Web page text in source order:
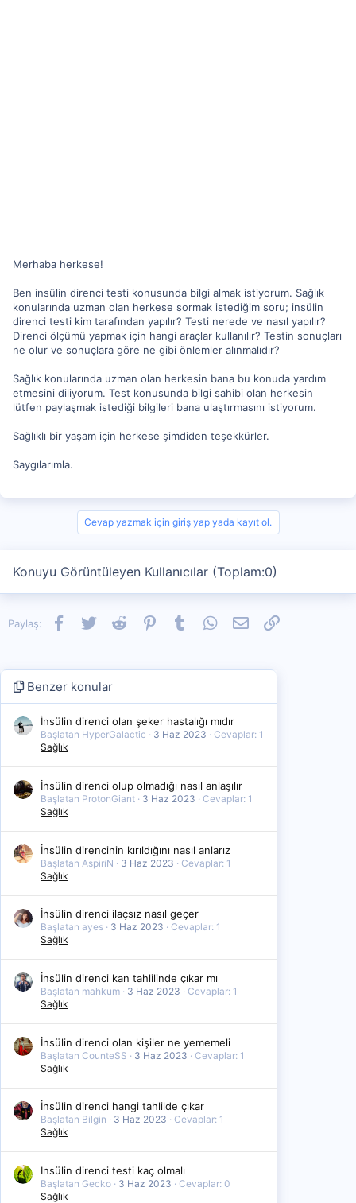
Merhaba herkese!
Ben insülin direnci testi konusunda bilgi almak istiyorum. Sağlık
konularında uzman olan herkese sormak istediğim soru; insülin
direnci testi kim tarafından yapılır? Testi nerede ve nasıl yapılır?
Direnci ölçümü yapmak için hangi araçlar kullanılır? Testin sonuçları
ne olur ve sonuçlara göre ne gibi önlemler alınmalıdır?
Sağlık konularında uzman olan herkesin bana bu konuda yardım
etmesini diliyorum. Test konusunda bilgi sahibi olan herkesin
lütfen paylaşmak istediği bilgileri bana ulaştırmasını istiyorum.
Sağlıklı bir yaşam için herkese şimdiden teşekkürler.
Saygılarımla.
Cevap yazmak için giriş yap yada kayıt ol.
Konuyu Görüntüleyen Kullanıcılar (Toplam:0)
Paylaş: Facebook
TwitterReddit PinterestTumblrWhatsApp
E-postaLink
Benzer konular
İnsülin direnci olan şeker hastalığı mıdır
Başlatan HyperGalactic 3 Haz 2023
Cevaplar: 1
Sağlık
İnsülin direnci olup olmadığı nasıl anlaşılır
Başlatan ProtonGiant 3 Haz 2023
Cevaplar: 1
Sağlık
İnsülin direncinin kırıldığını nasıl anlarız
Başlatan AspiriN 3 Haz 2023
Cevaplar: 1
Sağlık
İnsülin direnci ilaçsız nasıl geçer
Başlatan ayes 3 Haz 2023
Cevaplar: 1
Sağlık
İnsülin direnci kan tahlilinde çıkar mı
Başlatan mahkum 3 Haz 2023
Cevaplar: 1
Sağlık
İnsülin direnci olan kişiler ne yememeli
Başlatan CounteSS 3 Haz 2023
Cevaplar: 1
Sağlık
İnsülin direnci hangi tahlilde çıkar
Başlatan Bilgin 3 Haz 2023
Cevaplar: 1
Sağlık
Insülin direnci testi kaç olmalı
Başlatan Gecko 3 Haz 2023
Cevaplar: 0
Sağlık